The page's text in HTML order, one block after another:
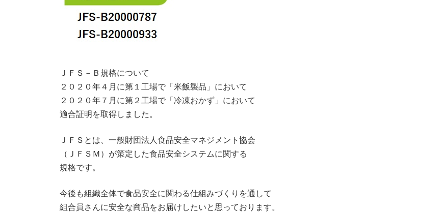
ＪＦＳ－Ｂ規格について
２０２０年４月に第１工場で「米飯製品」において
２０２０年７月に第２工場で「冷凍おかず」において
適合証明を取得しました。
ＪＦＳとは、一般財団法人食品安全マネジメント協会
（ＪＦＳＭ）が策定した食品安全システムに関する
規格です。
今後も組織全体で食品安全に関わる仕組みづくりを通して
組合員さんに安全な商品をお届けしたいと思っております。